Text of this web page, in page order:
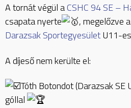
A tornát végül aCSHC 94 SE –
csapata nyerte
, megelőzve a
Darazsak SportegyesületU11-
A díjeső nem kerülte el:
Tóth Botondot (Darazsak SE
góllal